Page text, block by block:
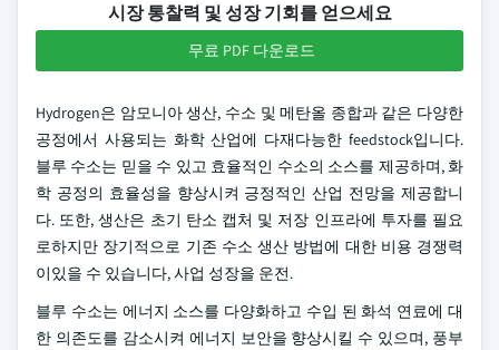
시장 통찰력 및 성장 기회를 얻으세요
무료 PDF 다운로드
Hydrogen은 암모니아 생산, 수소 및 메탄올 종합과 같은 다양한
공정에서 사용되는 화학 산업에 다재다능한 feedstock입니다.
블루 수소는 믿을 수 있고 효율적인 수소의 소스를 제공하며, 화
학 공정의 효율성을 향상시켜 긍정적인 산업 전망을 제공합니
다. 또한, 생산은 초기 탄소 캡처 및 저장 인프라에 투자를 필요
로하지만 장기적으로 기존 수소 생산 방법에 대한 비용 경쟁력
이있을 수 있습니다, 사업 성장을 운전.
블루 수소는 에너지 소스를 다양화하고 수입 된 화석 연료에 대
한 의존도를 감소시켜 에너지 보안을 향상시킬 수 있으며, 풍부